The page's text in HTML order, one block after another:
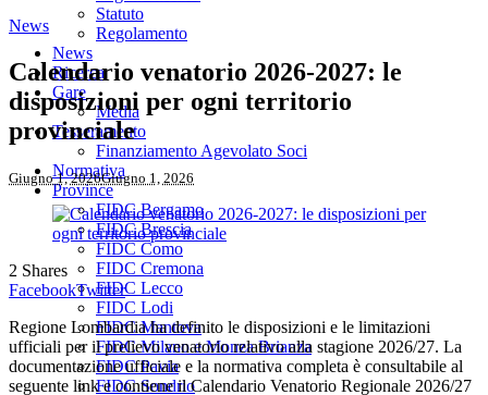
Statuto
Regolamento
News
Ricerca
Gare
Media
Tesseramento
Finanziamento Agevolato Soci
Normativa
Province
FIDC Bergamo
FIDC Brescia
FIDC Como
FIDC Cremona
FIDC Lecco
FIDC Lodi
FIDC Mantova
FIDC Milano e Monza Brianza
FIDC Pavia
FIDC Sondrio
News
Calendario venatorio 2026-2027: le
disposizioni per ogni territorio
provinciale
Giugno 1, 2026Giugno 1, 2026
2 Shares
FacebookTwitter
Regione Lombardia ha definito le disposizioni e le limitazioni
ufficiali per il prelievo venatorio relativo alla stagione 2026/27. La
documentazione ufficiale e la normativa completa è consultabile al
seguente link e contiene il Calendario Venatorio Regionale 2026/27